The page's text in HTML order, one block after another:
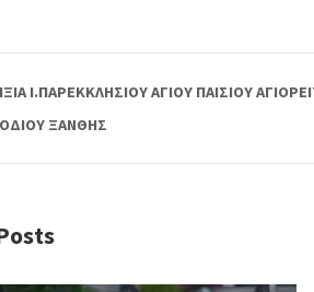
Ι.ΠΑΡΕΚΚΛΗΣΙΟΥ ΑΓΙΟΥ ΠΑΙΣΙΟΥ
ΞΑΝΘΗΣ